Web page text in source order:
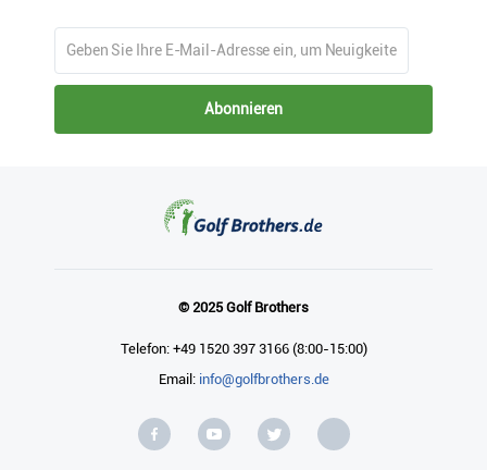
Abonnieren
© 2025 Golf Brothers
Telefon: +49 1520 397 3166 (8:00-15:00)
Email: info@golfbrothers.de